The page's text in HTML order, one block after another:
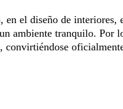
en el diseño de interiores,
ambiente tranquilo. Por
convirtiéndose